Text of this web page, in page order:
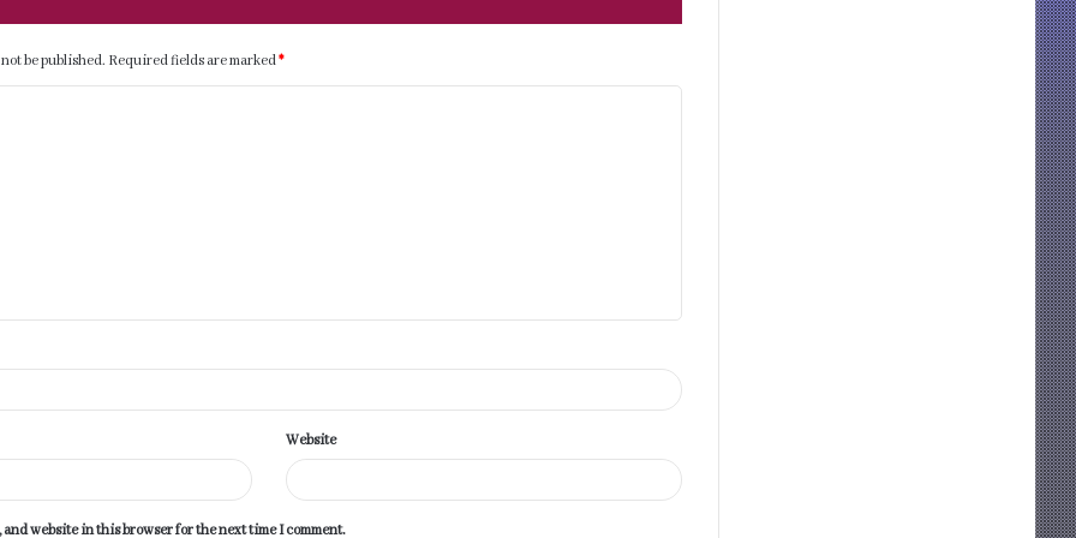
be published. Required fields are marked*
Website
and website in this browser for the next time I comment.